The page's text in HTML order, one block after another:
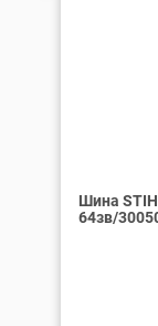
Шина
64зв/